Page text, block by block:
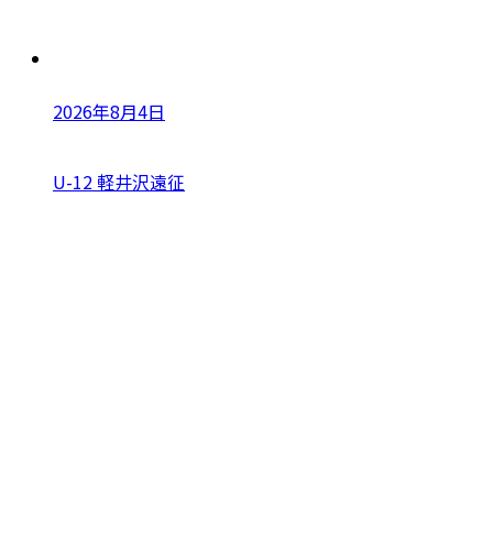
2026年8月4日
U-12 軽井沢遠征